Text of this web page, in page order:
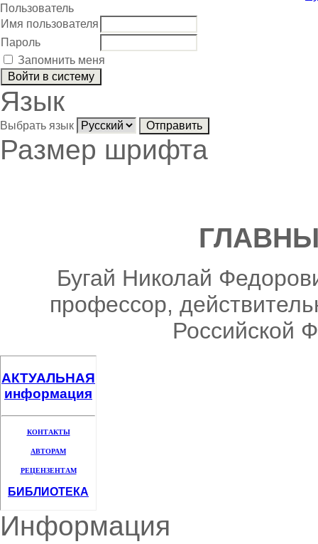
Пользователь
Имя пользователя
Пароль
Запомнить меня
Язык
Выбрать язык
Размер шрифта
Бугай Николай
профессор,
Российской
АКТУАЛЬНАЯ
информация
КОНТАКТЫ
АВТОРАМ
РЕЦЕНЗЕНТАМ
БИБЛИОТЕКА
Информация